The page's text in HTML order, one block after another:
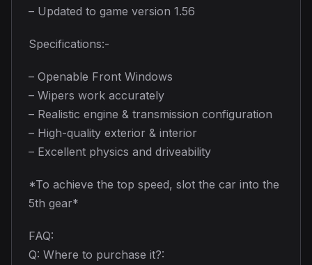
– Updated to game version 1.56
Specifications:-
– Openable Front Windows
– Wipers work accurately
– Realistic engine & transmission configuration
– High-quality exterior & interior
– Excellent physics and driveability
*To achieve the top speed, slot the car into the
5th gear*
FAQ:
Q: Where to purchase it?: